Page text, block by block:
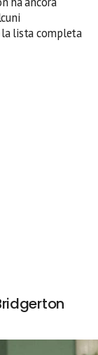
lista completa